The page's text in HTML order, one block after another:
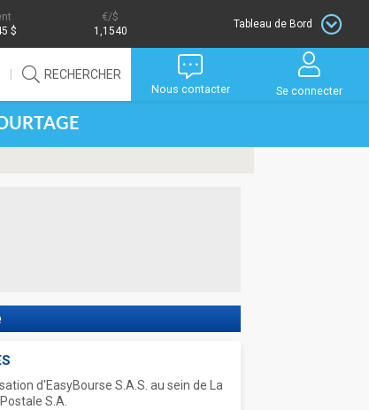
$
/$
1,1540
Tableau de Bord
RECHERCHER
Nous contacter Se connecter
d'EasyBourse S.A.S. au sein de La
S.A.